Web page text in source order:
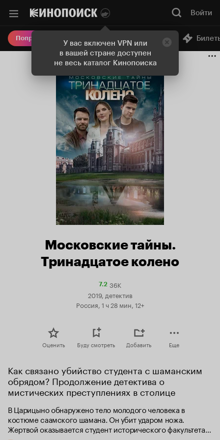
У вас включен VPN или
в вашей стране доступен
не весь каталог Кинопоиска
Войти
Попробовать Плюс Онлайн-кинотеатр
Московские тайны.
Тринадцатое колено
7.2Рейтинг
7.2
36K
2019, детектив
Россия, 1 ч 28 мин, 12+
Оценить Буду смотреть Добавить Еще
Как связано убийство студента с шаманским
обрядом? Продолжение детектива о
мистических преступлениях в столице
В Царицыно обнаружено тело молодого человека в
костюме саамского шамана. Он убит ударом ножа.
Жертвой оказывается студент исторического факультета,